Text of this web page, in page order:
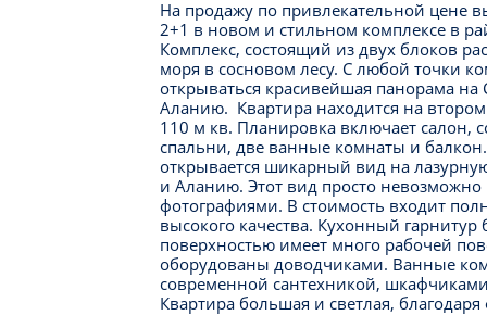
На продажу по привлекательной цене
2+1 в новом и стильном комплексе в
Комплекс, состоящий из двух блоков
моря в сосновом лесу. С любой точки
открываться красивейшая панорама
Аланию. Квартира находится на
110 м кв. Планировка включает салон,
спальни, две ванные комнаты и
открывается шикарный вид на
и Аланию. Этот вид просто невозможно
фотографиями. В стоимость входит
высокого качества. Кухонный гарнитур
поверхностью имеет много рабочей
оборудованы доводчиками. Ванные
современной сантехникой,
Квартира большая и светлая,